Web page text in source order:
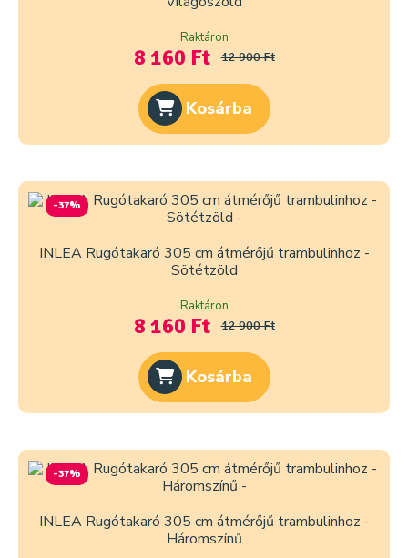
Raktáron
8 160 Ft 12 900 Ft
Kosárba
-37%
INLEA Rugótakaró 305 cm átmérőjű trambulinhoz -
Sötétzöld
Raktáron
8 160 Ft 12 900 Ft
Kosárba
-37%
INLEA Rugótakaró 305 cm átmérőjű trambulinhoz -
Háromszínű